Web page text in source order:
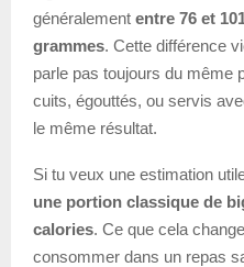
généralement entre 76 et
grammes. Cette différence
parle pas toujours du même
cuits, égouttés, ou servis
le même résultat.
Si tu veux une estimation
une portion classique de
calories. Ce que cela
consommer dans un repas